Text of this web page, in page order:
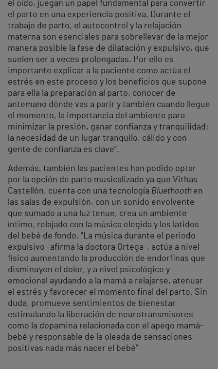
el oído, juegan un papel fundamental para convertir
el parto en una experiencia positiva. Durante el
trabajo de parto, el autocontrol y la relajación
materna son esenciales para sobrellevar de la mejor
manera posible la fase de dilatación y expulsivo, que
suelen ser a veces prolongadas. Por ello es
importante explicar a la paciente como actúa el
estrés en este proceso y los beneficios que supone
para ella la preparación al parto, conocer de
antemano dónde vas a parir y también cuando llegue
el momento, la importancia del ambiente para
minimizar la presión, ganar confianza y tranquilidad:
la necesidad de un lugar tranquilo, cálido y con
gente de confianza es clave”.
Además, también las pacientes han podido optar
por la opción de parto musicalizado ya que Vithas
Castellón, cuenta con una tecnología Bluethooth en
las salas de expulsión, con un sonido envolvente
que sumado a una luz tenue, crea un ambiente
íntimo, relajado con la música elegida y los latidos
del bebé de fondo. “La música durante el periodo
expulsivo -afirma la doctora Ortega-, actúa a nivel
físico aumentando la producción de endorfinas que
disminuyen el dolor, y a nivel psicológico y
emocional ayudando a la mamá a relajarse, atenuar
el estrés y favorecer el momento final del parto. Sin
duda, promueve sentimientos de bienestar
estimulando la liberación de neurotransmisores
como la dopamina relacionada con el apego mamá-
bebé y responsable de la oleada de sensaciones
positivas nada más nacer el bebé”